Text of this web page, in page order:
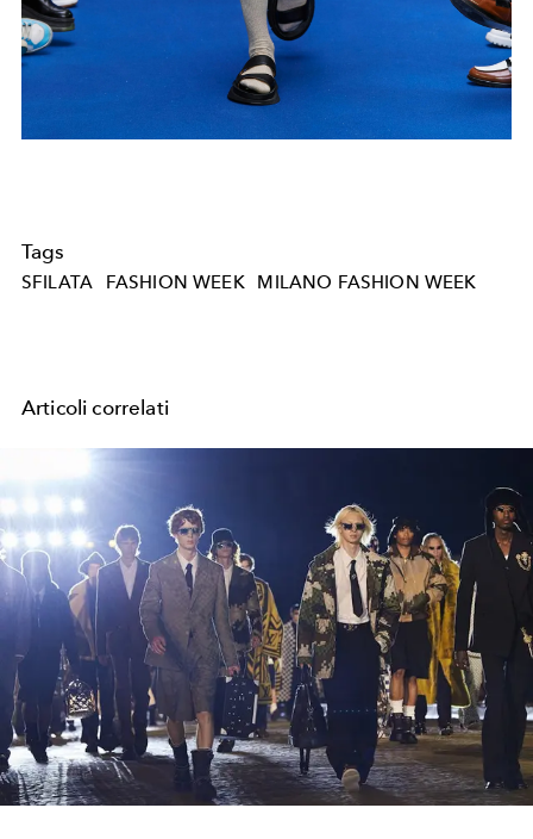
Tags
SFILATA FASHION WEEK MILANO FASHION WEEK
Articoli correlati